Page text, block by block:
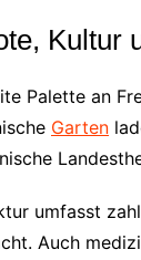
Kultur
Palette an
Garten
umfasst
Auch